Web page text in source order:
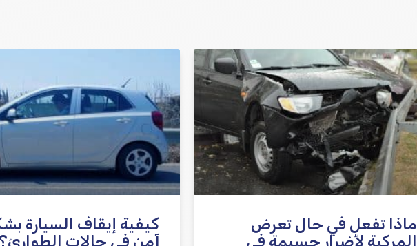
שלח
ماذا تفعل في حال تعرض
المركبة لأضرار جسيمة في
كيفية إيقاف السيارة
آمن في حالات الطوارئ؟